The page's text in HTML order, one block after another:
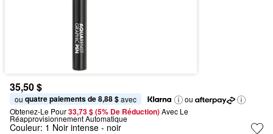
35,50 $
ou quatre paiements de 8,88 $ avec
ou
Obtenez-Le Pour33,73 $ (5% De Réduction) Avec Le
Réapprovisionnement Automatique
Couleur: 1 Noir intense - noir